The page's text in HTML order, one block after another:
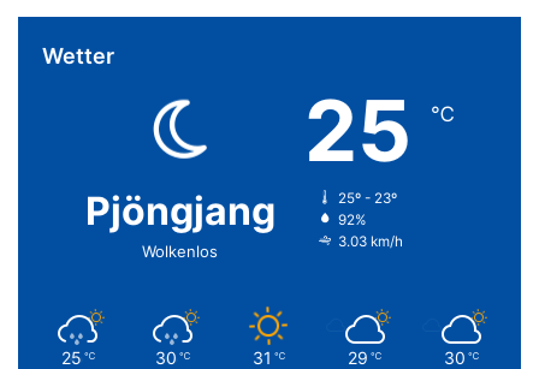
Wetter
Pjöngjang
Wolkenlos
25 ℃
25º - 23º
92%
3.03 km/h
25 ℃ 30 ℃ 31 ℃ 29 ℃ 30 ℃